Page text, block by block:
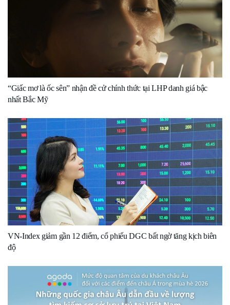
“Giấc mơ là ốc sên” nhận đề cử chính thức tại LHP danh giá bậc
nhất Bắc Mỹ
VN-Index giảm gần 12 điểm, cổ phiếu DGC bất ngờ tăng kịch biên
độ